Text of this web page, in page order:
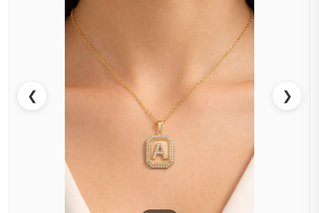
❮ ❯